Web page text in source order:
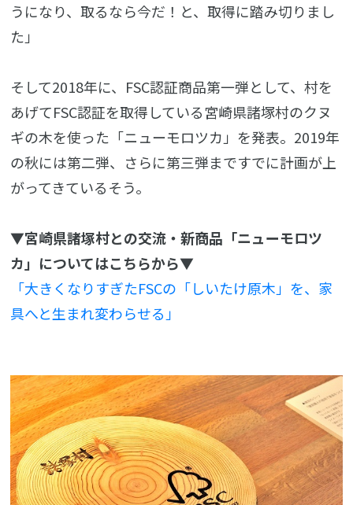
うになり、取るなら今だ！と、取得に踏み切りまし
た」
そして2018年に、FSC認証商品第一弾として、村を
あげてFSC認証を取得している宮崎県諸塚村のクヌ
ギの木を使った「ニューモロツカ」を発表。2019年
の秋には第二弾、さらに第三弾まですでに計画が上
がってきているそう。
▼宮崎県諸塚村との交流・新商品「ニューモロツ
カ」についてはこちらから▼
「大きくなりすぎたFSCの「しいたけ原木」を、家
具へと生まれ変わらせる」